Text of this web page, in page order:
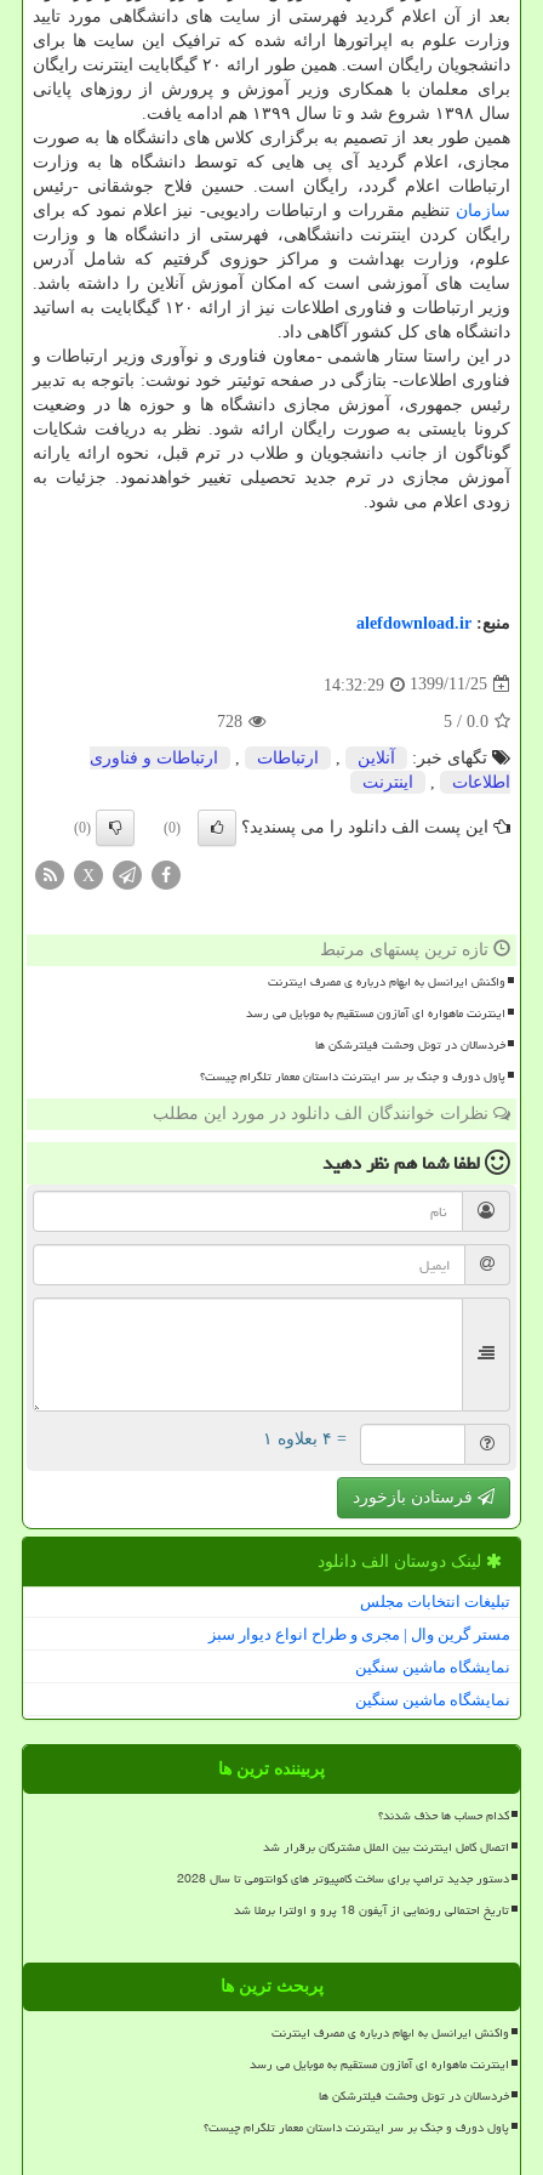
بعد از آن اعلام گردید فهرستی از سایت های دانشگاهی مورد تایید
وزارت علوم به اپراتورها ارائه شده که ترافیک این سایت ها برای
دانشجویان رایگان است. همین طور ارائه ۲۰ گیگابایت اینترنت رایگان
برای معلمان با همکاری وزیر آموزش و پرورش از روزهای پایانی
سال ۱۳۹۸ شروع شد و تا سال ۱۳۹۹ هم ادامه یافت.
همین طور بعد از تصمیم به برگزاری کلاس های دانشگاه ها به صورت
مجازی، اعلام گردید آی پی هایی که توسط دانشگاه ها به وزارت
ارتباطات اعلام گردد، رایگان است. حسین فلاح جوشقانی -رئیس
سازمان تنظیم مقررات و ارتباطات رادیویی- نیز اعلام نمود که برای
رایگان کردن اینترنت دانشگاهی، فهرستی از دانشگاه ها و وزارت
علوم، وزارت بهداشت و مراکز حوزوی گرفتیم که شامل آدرس
سایت های آموزشی است که امکان آموزش آنلاین را داشته باشد.
وزیر ارتباطات و فناوری اطلاعات نیز از ارائه ۱۲۰ گیگابایت به اساتید
دانشگاه های کل کشور آگاهی داد.
در این راستا ستار هاشمی -معاون فناوری و نوآوری وزیر ارتباطات و
فناوری اطلاعات- بتازگی در صفحه توئیتر خود نوشت: باتوجه به تدبیر
رئیس جمهوری، آموزش مجازی دانشگاه ها و حوزه ها در وضعیت
کرونا بایستی به صورت رایگان ارائه شود. نظر به دریافت شکایات
گوناگون از جانب دانشجویان و طلاب در ترم قبل، نحوه ارائه یارانه
آموزش مجازی در ترم جدید تحصیلی تغییر خواهدنمود. جزئیات به
زودی اعلام می شود.
منبع: alefdownload.ir
1399/11/25
14:32:29
0.0
/ 5
728
تگهای خبر:
آنلاین , ارتباطات ,
ارتباطات و فناوری
اطلاعات
, اینترنت
این پست الف دانلود را می پسندید؟ (0)
(0)
X
تازه ترین پستهای مرتبط
واکنش ایرانسل به ابهام درباره ی مصرف اینترنت
اینترنت ماهواره ای آمازون مستقیم به موبایل می رسد
خردسالان در تونل وحشت فیلترشکن ها
پاول دورف و جنگ بر سر اینترنت داستان معمار تلگرام چیست؟
نظرات خوانندگان الف دانلود در مورد این مطلب
لطفا شما همنظر دهید
= ۴ بعلاوه ۱
فرستادن بازخورد
لینک دوستان الف دانلود
تبلیغات انتخابات مجلس
مستر گرین وال | مجری و طراح انواع دیوار سبز
نمایشگاه ماشین سنگین
نمایشگاه ماشین سنگین
پربیننده ترین ها
کدام حساب ها حذف شدند؟
اتصال کامل اینترنت بین الملل مشترکان برقرار شد
دستور جدید ترامپ برای ساخت کامپیوتر های کوانتومی تا سال 2028
تاریخ احتمالی رونمایی از آیفون 18 پرو و اولترا برملا شد
پربحث ترین ها
واکنش ایرانسل به ابهام درباره ی مصرف اینترنت
اینترنت ماهواره ای آمازون مستقیم به موبایل می رسد
خردسالان در تونل وحشت فیلترشکن ها
پاول دورف و جنگ بر سر اینترنت داستان معمار تلگرام چیست؟